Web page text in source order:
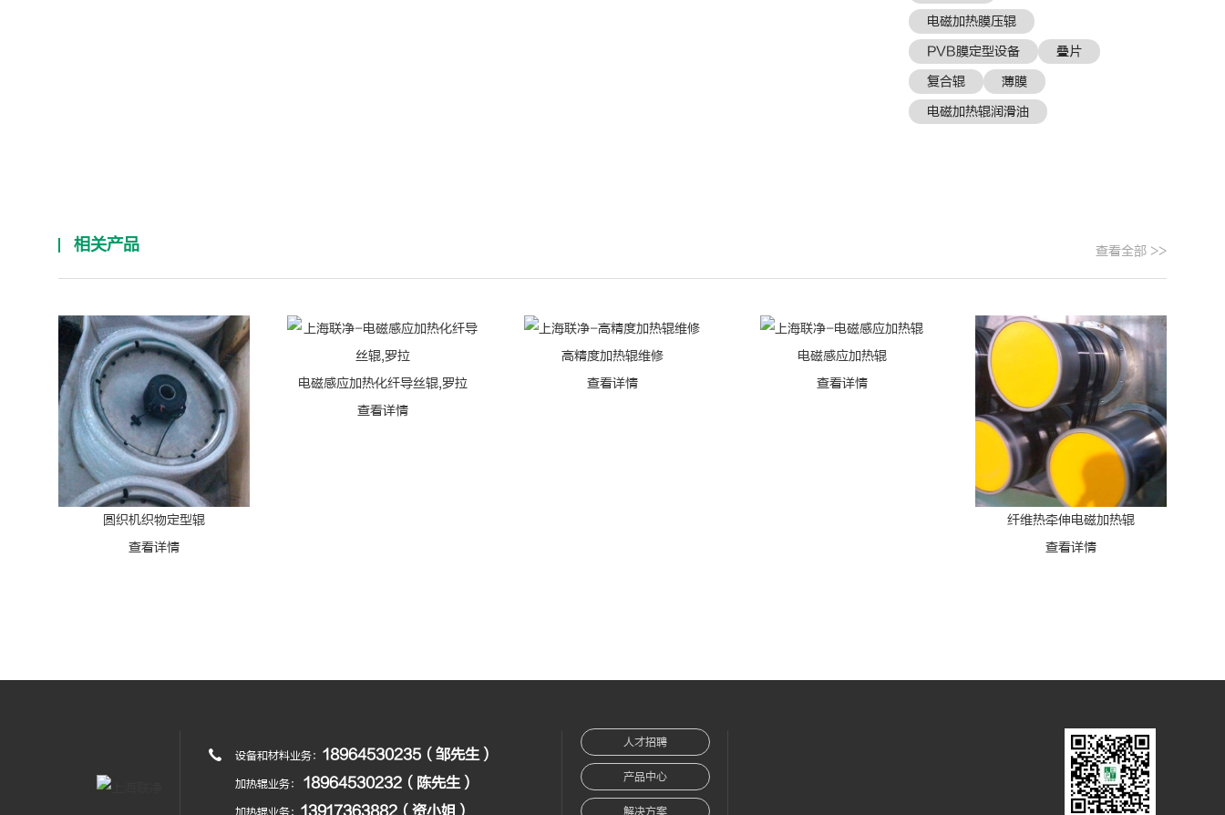
电磁加热膜压辊
PVB膜定型设备
叠片
复合辊
薄膜
电磁加热辊润滑油
相关产品 查看全部 >>
圆织机织物定型辊
查看详情
电磁感应加热化纤导丝辊,罗拉
查看详情
高精度加热辊维修
查看详情
电磁感应加热辊
查看详情
纤维热牵伸电磁加热辊
查看详情
设备和材料业务： 18964530235（邹先生）
加热辊业务： 18964530232（陈先生）
13917363882（资小姐）
人才招聘
产品中心
解决方案